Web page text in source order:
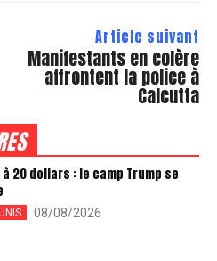
Article suivant
Manifestants en colère
affrontent la police à
Calcutta
20 dollars : le camp Trump se
08/08/2026